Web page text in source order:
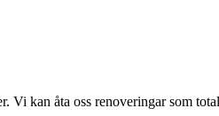
kan åta oss renoveringar som